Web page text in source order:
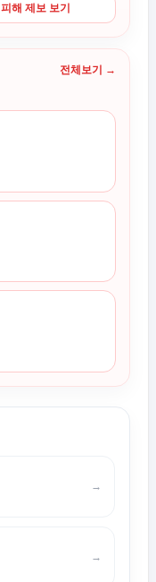
피해 제보 보기
전체보기 →
→
→